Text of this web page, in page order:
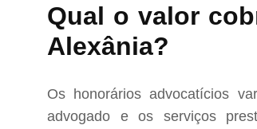
Qual o valor
Alexânia?
Os honorários advocatícios
advogado e os serviços